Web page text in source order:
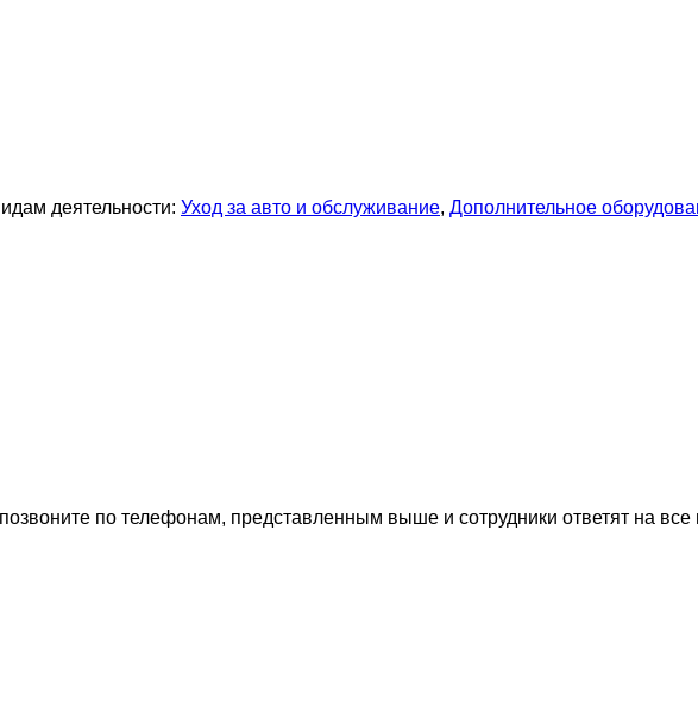
деятельности: Уход за авто и обслуживание, Дополнительное
по телефонам, представленным выше и сотрудники ответят на